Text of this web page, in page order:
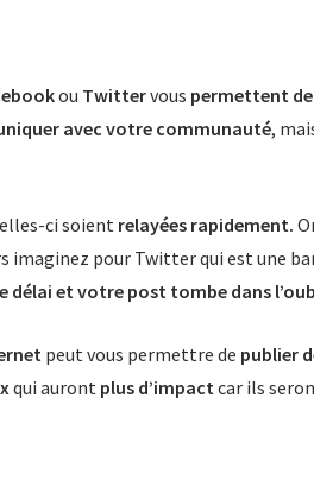
ou Twittervous permettent
avec votre communauté,
ci soient relayées rapidement.
imaginez pour Twitter qui est une
délai et votre post tombe dans
peut vous permettre de publier
qui auront plus d’impact car ils